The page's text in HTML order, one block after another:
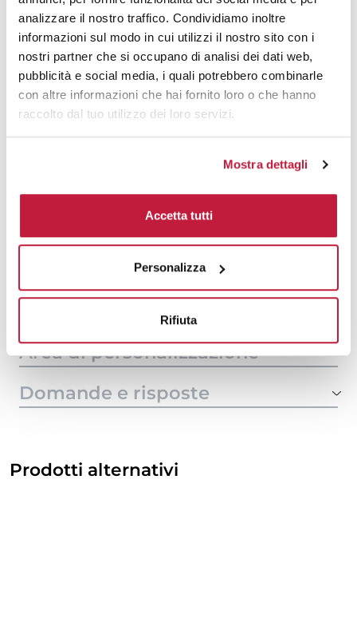
analizzare il nostro traffico. Condividiamo inoltre
informazioni sul modo in cui utilizzi il nostro sito con i
nostri partner che si occupano di analisi dei dati web,
pubblicità e social media, i quali potrebbero combinarle
con altre informazioni che hai fornito loro o che hanno
raccolto dal tuo utilizzo dei loro servizi.
Mostra dettagli
Accetta tutti
Personalizza
Rifiuta
200 € 4,39 € 5,80
500 € 3,92 € 4,09
1000 € 3,40 € 3,86
€ 3,46
3000 € 3,08 € 3,38
€ 3,08
Tecniche di stampa
Area di personalizzazione
Domande e risposte
Prodotti alternativi